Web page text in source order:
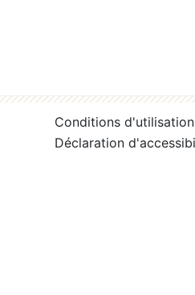
Conditions d'utilisation
Déclaration